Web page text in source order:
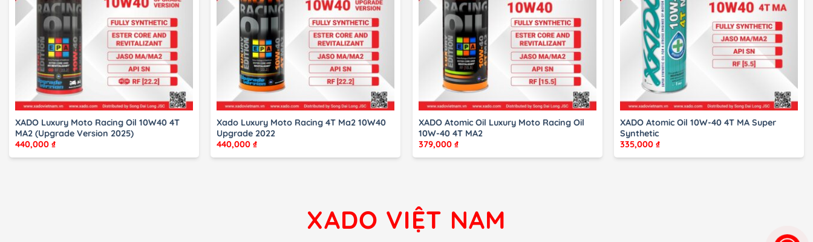
XADO Luxury Moto Racing Oil 10W40 4T
MA2 (Upgrade Version 2025)
440,000 ₫
Xado Luxury Moto Racing 4T Ma2 10W40
Upgrade 2022
440,000₫
XADO Atomic Oil Luxury Moto Racing Oil
10W-40 4T MA2
379,000 ₫
XADO Atomic Oil 10W-40 4T MA Super
Synthetic
335,000₫
XADO VIỆT NAM